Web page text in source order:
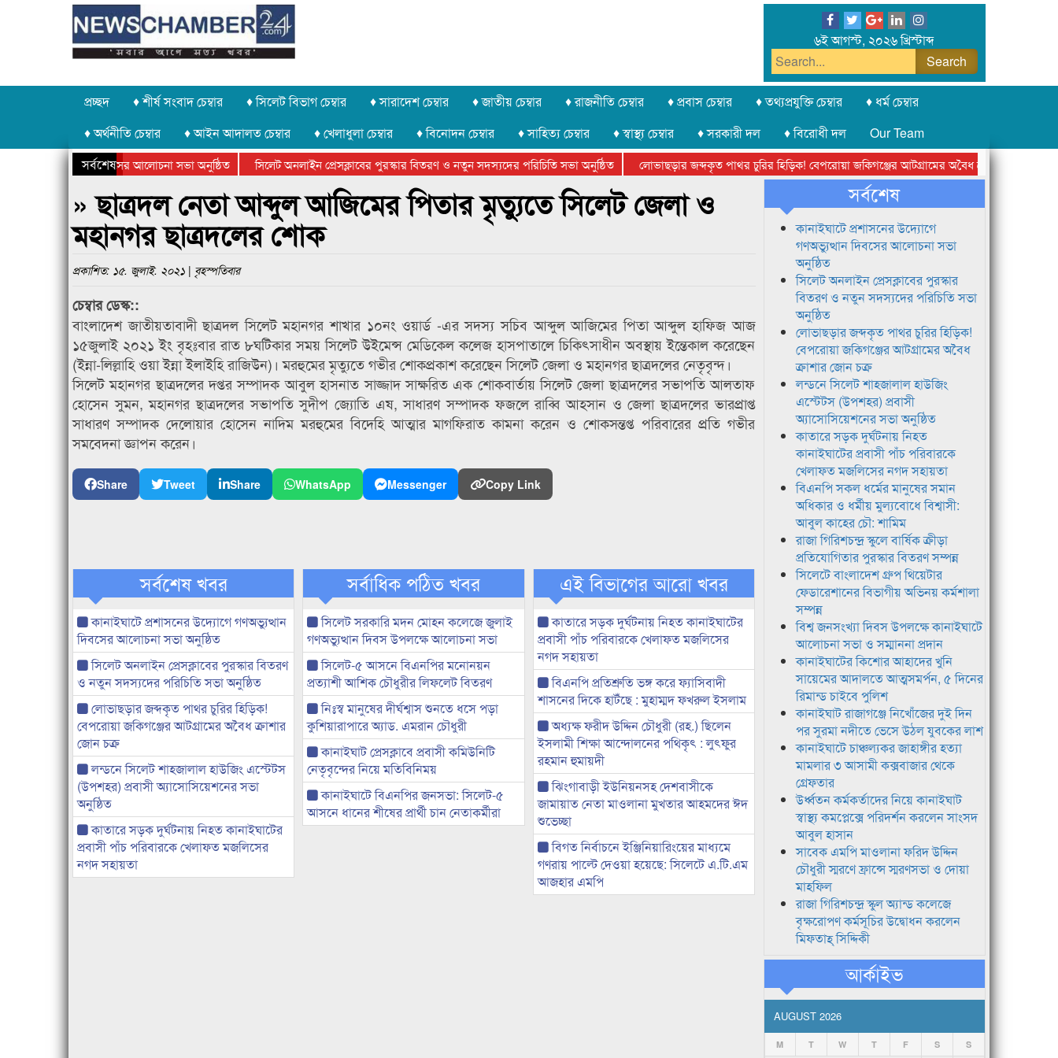
৬ই আগস্ট, ২০২৬ খ্রিস্টাব্দ
প্রচ্ছদ ♦ শীর্ষ সংবাদ চেম্বার ♦ সিলেট বিভাগ চেম্বার ♦ সারাদেশ চেম্বার ♦ জাতীয় চেম্বার ♦ রাজনীতি চেম্বার ♦ প্রবাস চেম্বার ♦ তথ্যপ্রযুক্তি চেম্বার
♦ ধর্ম চেম্বার
♦ অর্থনীতি চেম্বার
♦ আইন আদালত চেম্বার ♦ খেলাধুলা চেম্বার ♦ বিনোদন চেম্বার ♦ সাহিত্য চেম্বার ♦ স্বাস্থ্য চেম্বার ♦ সরকারী দল ♦ বিরোধী দল
Our Team
সর্বশেষ
গণঅভ্যুত্থান দিবসের আলোচনা সভা অনুষ্ঠিত সিলেট অনলাইন প্রেসক্লাবের পুরস্কার বিতরণ ও নতুন সদস্যদের পরিচিতি সভা অনুষ্ঠিত
লোভাছড়ার জব্দকৃত পাথর চুরির হিড়িক! বেপরোয়া জকিগঞ্জের আটগ্রামের অবৈধ ক্রাশার জোন চক্র
কানাইঘাটে আলোচনা সভা ও সম্মাননা প্রদান
কানাইঘাটের কিশোর আহাদের খুনি সায়েমের আদালতে আত্মসমর্পন, ৫ দিনের রিমান্ড চাইবে পুলিশ
» ছাত্রদল নেতা আব্দুল আজিমের পিতার মৃত্যুতে সিলেট জেলা ও
মহানগর ছাত্রদলের শোক
প্রকাশিত: ১৫. জুলাই. ২০২১ | বৃহস্পতিবার
চেম্বার ডেস্ক::
বাংলাদেশ জাতীয়তাবাদী ছাত্রদল সিলেট মহানগর শাখার ১০নং ওয়ার্ড -এর সদস্য সচিব আব্দুল আজিমের পিতা আব্দুল হাফিজ আজ
১৫জুলাই ২০২১ ইং বৃহঃবার রাত ৮ঘটিকার সময় সিলেট উইমেন্স মেডিকেল কলেজ হাসপাতালে চিকিৎসাধীন অবস্থায় ইন্তেকাল করেছেন
(ইন্না-লিল্লাহি ওয়া ইন্না ইলাইহি রাজিউন)। মরহুমের মৃত্যুতে গভীর শোকপ্রকাশ করেছেন সিলেট জেলা ও মহানগর ছাত্রদলের নেতৃবৃন্দ।
সিলেট মহানগর ছাত্রদলের দপ্তর সম্পাদক আবুল হাসনাত সাজ্জাদ সাক্ষরিত এক শোকবার্তায় সিলেট জেলা ছাত্রদলের সভাপতি আলতাফ
হোসেন সুমন, মহানগর ছাত্রদলের সভাপতি সুদীপ জ্যোতি এষ, সাধারণ সম্পাদক ফজলে রাব্বি আহসান ও জেলা ছাত্রদলের ভারপ্রাপ্ত
সাধারণ সম্পাদক দেলোয়ার হোসেন নাদিম মরহুমের বিদেহি আত্মার মাগফিরাত কামনা করেন ও শোকসন্তপ্ত পরিবারের প্রতি গভীর
সমবেদনা জ্ঞাপন করেন।
Share Tweet Share WhatsApp Messenger Copy Link
সর্বশেষ খবর
কানাইঘাটে প্রশাসনের উদ্যোগে গণঅভ্যুত্থান
দিবসের আলোচনা সভা অনুষ্ঠিত
সিলেট অনলাইন প্রেসক্লাবের পুরস্কার বিতরণ
ও নতুন সদস্যদের পরিচিতি সভা অনুষ্ঠিত
লোভাছড়ার জব্দকৃত পাথর চুরির হিড়িক!
বেপরোয়া জকিগঞ্জের আটগ্রামের অবৈধ ক্রাশার
জোন চক্র
লন্ডনে সিলেট শাহজালাল হাউজিং এস্টেটস
(উপশহর) প্রবাসী অ্যাসোসিয়েশনের সভা
অনুষ্ঠিত
কাতারে সড়ক দুর্ঘটনায় নিহত কানাইঘাটের
প্রবাসী পাঁচ পরিবারকে খেলাফত মজলিসের
নগদ সহায়তা
সর্বাধিক পঠিত খবর
সিলেট সরকারি মদন মোহন কলেজে জুলাই
গণঅভ্যুত্থান দিবস উপলক্ষে আলোচনা সভা
সিলেট-৫ আসনে বিএনপির মনোনয়ন
প্রত্যাশী আশিক চৌধুরীর লিফলেট বিতরণ
নিঃস্ব মানুষের দীর্ঘশ্বাস শুনতে ধসে পড়া
কুশিয়ারাপারে অ্যাড. এমরান চৌধুরী
কানাইঘাট প্রেসক্লাবে প্রবাসী কমিউনিটি
নেতৃবৃন্দের নিয়ে মতিবিনিময়
কানাইঘাটে বিএনপির জনসভা: সিলেট-৫
আসনে ধানের শীষের প্রার্থী চান নেতাকর্মীরা
এই বিভাগের আরো খবর
কাতারে সড়ক দুর্ঘটনায় নিহত কানাইঘাটের
প্রবাসী পাঁচ পরিবারকে খেলাফত মজলিসের
নগদ সহায়তা
বিএনপি প্রতিশ্রুতি ভঙ্গ করে ফ্যাসিবাদী
শাসনের দিকে হাটঁছে : মুহাম্মদ ফখরুল ইসলাম
অধ্যক্ষ ফরীদ উদ্দিন চৌধুরী (রহ.) ছিলেন
ইসলামী শিক্ষা আন্দোলনের পথিকৃৎ : লুৎফুর
রহমান হুমায়দী
ঝিংগাবাড়ী ইউনিয়নসহ দেশবাসীকে
জামায়াত নেতা মাওলানা মুখতার আহমদের ঈদ
শুভেচ্ছা
বিগত নির্বাচনে ইঞ্জিনিয়ারিংয়ের মাধ্যমে
গণরায় পাল্টে দেওয়া হয়েছে: সিলেটে এ.টি.এম
আজহার এমপি
সর্বশেষ
কানাইঘাটে প্রশাসনের উদ্যোগে
গণঅভ্যুত্থান দিবসের আলোচনা সভা
অনুষ্ঠিত
সিলেট অনলাইন প্রেসক্লাবের পুরস্কার
বিতরণ ও নতুন সদস্যদের পরিচিতি সভা
অনুষ্ঠিত
লোভাছড়ার জব্দকৃত পাথর চুরির হিড়িক!
বেপরোয়া জকিগঞ্জের আটগ্রামের অবৈধ
ক্রাশার জোন চক্র
লন্ডনে সিলেট শাহজালাল হাউজিং
এস্টেটস (উপশহর) প্রবাসী
অ্যাসোসিয়েশনের সভা অনুষ্ঠিত
কাতারে সড়ক দুর্ঘটনায় নিহত
কানাইঘাটের প্রবাসী পাঁচ পরিবারকে
খেলাফত মজলিসের নগদ সহায়তা
বিএনপি সকল ধর্মের মানুষের সমান
অধিকার ও ধর্মীয় মুল্যবোধে বিশ্বাসী:
আবুল কাহের চৌ: শামিম
রাজা গিরিশচন্দ্র স্কুলে বার্ষিক ক্রীড়া
প্রতিযোগিতার পুরস্কার বিতরণ সম্পন্ন
সিলেটে বাংলাদেশ গ্রুপ থিয়েটার
ফেডারেশানের বিভাগীয় অভিনয় কর্মশালা
সম্পন্ন
বিশ্ব জনসংখ্যা দিবস উপলক্ষে কানাইঘাটে
আলোচনা সভা ও সম্মাননা প্রদান
কানাইঘাটের কিশোর আহাদের খুনি
সায়েমের আদালতে আত্মসমর্পন, ৫ দিনের
রিমান্ড চাইবে পুলিশ
কানাইঘাট রাজাগঞ্জে নিখোঁজের দুই দিন
পর সুরমা নদীতে ভেসে উঠল যুবকের লাশ
কানাইঘাটে চাঞ্চল্যকর জাহাঙ্গীর হত্যা
মামলার ৩ আসামী কক্সবাজার থেকে
গ্রেফতার
উর্ধ্বতন কর্মকর্তাদের নিয়ে কানাইঘাট
স্বাস্থ্য কমপ্লেক্সে পরিদর্শন করলেন সাংসদ
আবুল হাসান
সাবেক এমপি মাওলানা ফরিদ উদ্দিন
চৌধুরী স্মরণে ফ্রান্সে স্মরণসভা ও দোয়া
মাহফিল
রাজা গিরিশচন্দ্র স্কুল অ্যান্ড কলেজে
বৃক্ষরোপণ কর্মসূচির উদ্বোধন করলেন
মিফতাহ্ সিদ্দিকী
আর্কাইভ
AUGUST 2026
M T W T F S S